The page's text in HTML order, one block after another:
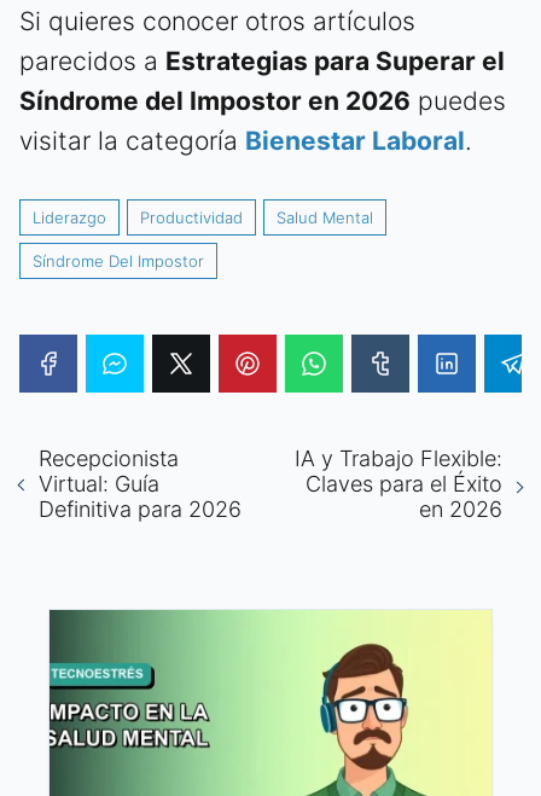
Si quieres conocer otros artículos
parecidos a Estrategias para Superar el
Síndrome del Impostor en 2026 puedes
visitar la categoría Bienestar Laboral.
Liderazgo Productividad Salud Mental
Síndrome Del Impostor
Recepcionista
Virtual: Guía
Definitiva para 2026
IA y Trabajo Flexible:
Claves para el Éxito
en 2026